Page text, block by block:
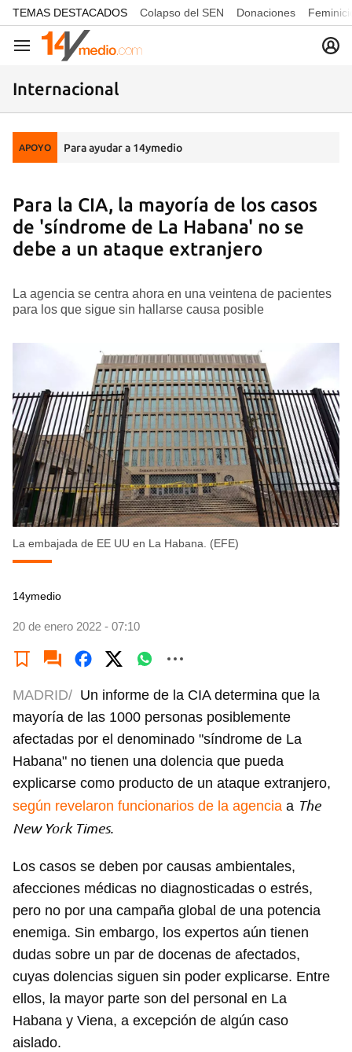
common.go-to-content
TEMAS DESTACADOS Colapso del SEN Donaciones
Navegación
Internacional
APOYO Para ayudar a 14ymedio
Para la CIA, la mayoría de los casos
de 'síndrome de La Habana' no se
debe a un ataque extranjero
La agencia se centra ahora en una veintena de pacientes
para los que sigue sin hallarse causa posible
La embajada de EE UU en La Habana. (EFE)
14ymedio
20 de enero 2022 - 07:10
MADRID/ Un informe de la CIA determina que la
mayoría de las 1000 personas posiblemente
afectadas por el denominado "síndrome de La
Habana" no tienen una dolencia que pueda
explicarse como producto de un ataque extranjero,
según revelaron funcionarios de la agencia a The
New York Times.
Los casos se deben por causas ambientales,
afecciones médicas no diagnosticadas o estrés,
pero no por una campaña global de una potencia
enemiga. Sin embargo, los expertos aún tienen
dudas sobre un par de docenas de afectados,
cuyas dolencias siguen sin poder explicarse. Entre
ellos, la mayor parte son del personal en La
Habana y Viena, a excepción de algún caso
aislado.